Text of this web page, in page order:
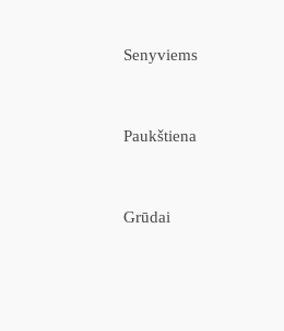
Senyviems
Paukštiena
Grūdai